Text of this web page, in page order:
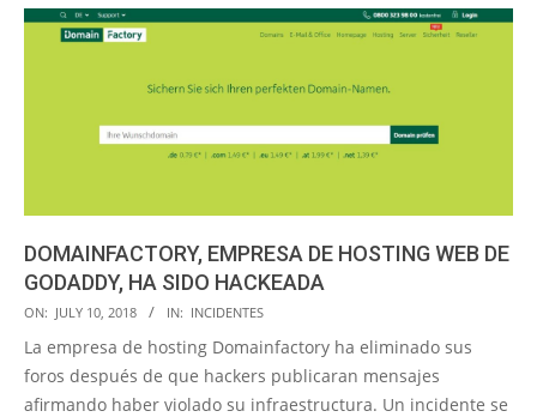
DOMAINFACTORY, EMPRESA DE HOSTING WEB DE
GODADDY, HA SIDO HACKEADA
2018-
07-
10
ON: JULY 10, 2018 IN: INCIDENTES
La empresa de hosting Domainfactory ha eliminado sus
foros después de que hackers publicaran mensajes
afirmando haber violado su infraestructura. Un incidente se